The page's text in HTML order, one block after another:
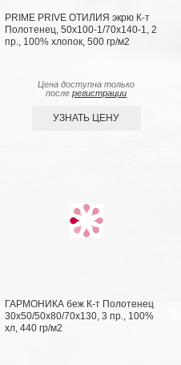
PRIME PRIVE ОТИЛИЯ экрю К-т
Полотенец, 50x100-1/70х140-1, 2
пр., 100% хлопок, 500 гр/м2
Цена доступна только
послерегистрации
УЗНАТЬ ЦЕНУ
ГАРМОНИКА беж К-т Полотенец
30х50/50х80/70х130, 3 пр., 100%
хл, 440 гр/м2